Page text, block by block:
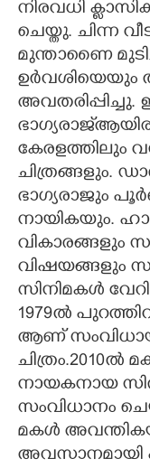
നിരവധി
ചെയ്തു. ചിന്ന
മുന്താണൈ
ഉർവശിയെയും
കേരളത്തിലും
ചിത്രങ്ങളും.
ഭാഗ്യരാജും
നായികയും.
വികാരങ്ങളും
വിഷയങ്ങളും
സിനിമകൾ
1979ൽ
ആണ്
ചിത്രം.2010ൽ
നായകനായ
സംവിധാനം
മകൾ
അവസാനമായി